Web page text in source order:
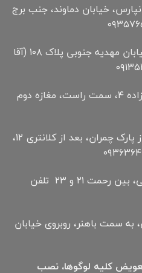
خیابان دماوند، جنب برج
: خیابان جی خیابان مهدیه جنوبی پلاک ۱۰۸ (آقا
: الهیه ۳۷، پاشازاده ۴، سمت راست، مغازه دوم
: بلوار چمران، بعد از پارک چمران، بعد از کلانتری 12،
: بلوار رحمت شرقی، بین رحمت ۲۱ و ۲۳ تلفن
سمت باهنر، روبروی خیابان
کلیه لوگوها، نصب